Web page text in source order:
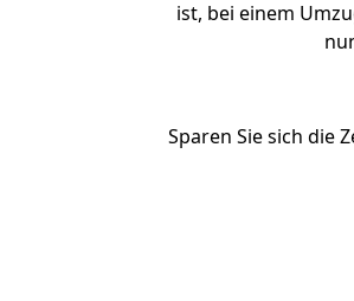
ist, bei einem
Sparen Sie sich die